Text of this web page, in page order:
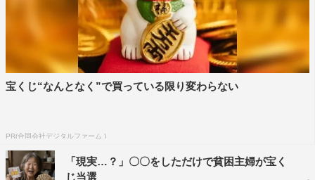
方に見ていただけることがとてもうれしいです。
満と浩一の2人の世界は2人にしか分からないもので、2人
だけのもので。そんな世界を楽しんでいただければと思い
ますし、小林監督がその世界をさらにすてきなものにして
くださいました。
宝くじ“なんとなく”で買っている限り変わらない
PR(合同会社デジタルファーム )
「現実…？」〇〇をしただけで貧困主婦が宝く
じ当選